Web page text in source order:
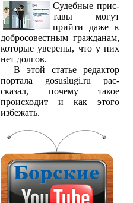
Судебные прис­
тавы могут
прийти даже к
добросовестным гражданам,
которые уверены, что у них
нет долгов.
В этой статье редактор
портала gosuslugi.ru рас­
сказал, почему такое
происходит и как этого
избежать.